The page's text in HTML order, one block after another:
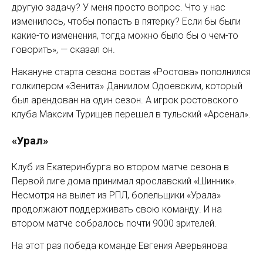
другую задачу? У меня просто вопрос. Что у нас
изменилось, чтобы попасть в пятерку? Если бы были
какие-то изменения, тогда можно было бы о чем-то
говорить», — сказал он.
Накануне старта сезона состав «Ростова» пополнился
голкипером «Зенита» Даниилом Одоевским, который
был арендован на один сезон. А игрок ростовского
клуба Максим Турищев перешел в тульский «Арсенал».
«Урал»
Клуб из Екатеринбурга во втором матче сезона в
Первой лиге дома принимал ярославский «Шинник».
Несмотря на вылет из РПЛ, болельщики «Урала»
продолжают поддерживать свою команду. И на
втором матче собралось почти 9000 зрителей.
На этот раз победа команде Евгения Аверьянова